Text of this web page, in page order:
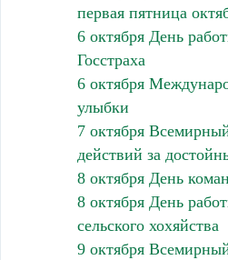
первая пятница
6 октября День
Госстраха
6 октября
улыбки
7 октября
действий за
8 октября День
8 октября День
сельского хохяйства
9 октября